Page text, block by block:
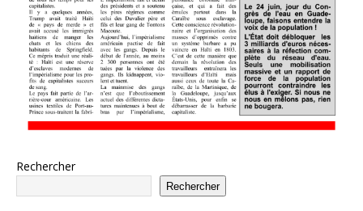
Rechercher
Rechercher